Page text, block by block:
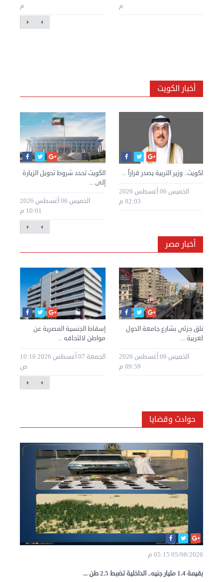
م
م
أخبار الكويت
الكويت تحدد شروط تحويل الزيارة
إلى ...
الخميس 06 أغسطس 2026
10:01 م
الكويت.. وزير التربية يصدر قراراً ...
الخميس 06 أغسطس 2026
02:03 م
أخبار مصر
إسقاط الجنسية المصرية عن
مواطن لالتحاقه ...
الجمعة 07 أغسطس 2026 10:16
ص
غلق جزئي بشارع جامعة الدول
العربية ...
الخميس 06 أغسطس 2026
09:59 م
حوادث وقضايا
05/08/2026 05:15 م
بقيمة 1.4 مليار جنيه.. الداخلية تضبط 2.5 طن ...